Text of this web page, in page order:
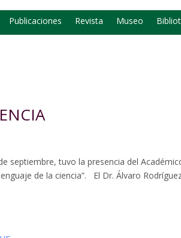
Publicaciones Revista Museo
septiembre, tuvo la presencia del
de la ciencia”. El Dr. Álvaro